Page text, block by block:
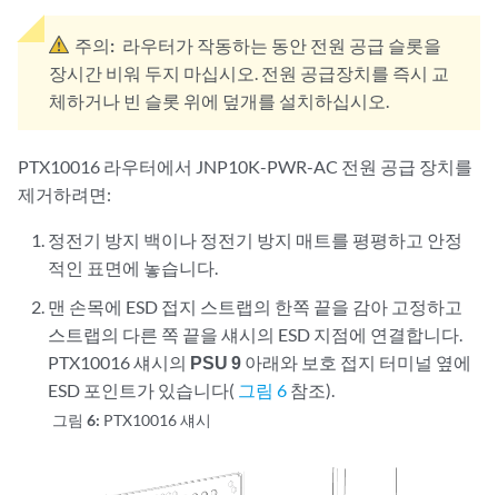
주의: 라우터가 작동하는 동안 전원 공급 슬롯을
장시간 비워 두지 마십시오. 전원 공급장치를 즉시 교
체하거나 빈 슬롯 위에 덮개를 설치하십시오.
PTX10016 라우터에서 JNP10K-PWR-AC 전원 공급 장치를
제거하려면:
정전기 방지 백이나 정전기 방지 매트를 평평하고 안정
적인 표면에 놓습니다.
맨 손목에 ESD 접지 스트랩의 한쪽 끝을 감아 고정하고
스트랩의 다른 쪽 끝을 섀시의 ESD 지점에 연결합니다.
PTX10016 섀시의 PSU 9 아래와 보호 접지 터미널 옆에
ESD 포인트가 있습니다( 그림 6 참조).
그림 6: PTX10016 섀시